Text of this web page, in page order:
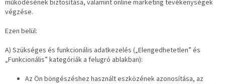
működésének biztosítása, valamint online marketing tevékenységek
végzése.
Ezen belül:
A) Szükséges és funkcionális adatkezelés („Elengedhetetlen” és
„Funkcionális” kategóriák a felugró ablakban):
Az Ön böngészéshez használt eszközének azonosítása, az